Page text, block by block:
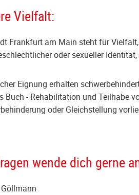
Vielfalt:
Frankfurt am Main steht für
oder sexueller
Eignung erhalten
Buch - Rehabilitation und Teilhabe
oder Gleichstellung
wende dich gerne